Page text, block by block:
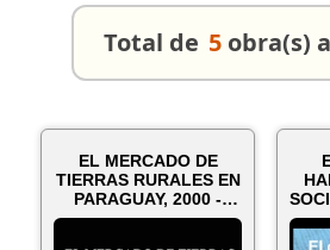
Total de 5 obra(s)
EL MERCADO DE
TIERRAS RURALES EN
PARAGUAY, 2000 -
JOSÉ R. MOLINAS...
DE